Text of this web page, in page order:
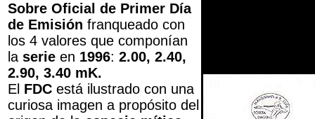
Sobre Oficial de Primer Día
de Emisión franqueado con
los 4 valores que componían
la serie en 1996: 2.00, 2.40,
2.90, 3.40 mK.
El FDC está ilustrado con una
curiosa imagen a propósito del